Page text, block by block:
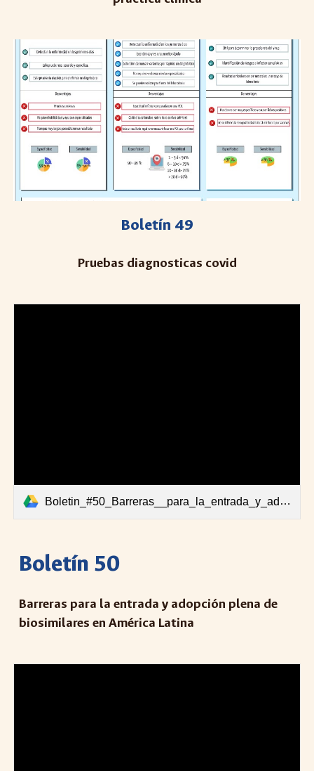
Boletín 49
Pruebas diagnosticas covid
Boletin_#50_Barreras__para_la_entrada_y_adopcion_de_biosimilares_en_america_Latina.pdf
Boletín 50
Barreras para la entrada y adopción plena de
biosimilares en América Latina